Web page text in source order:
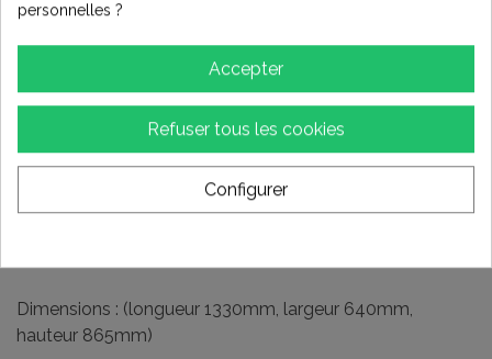
ressort réglable en précontrainte.
étriers à serrage mécanique.
Transmission finale par chaîne : pignon de 11 dents et
couronne de 76 dents.
Roues : avant 12 pouces et arrière 10 pouces.
Dimensions : (longueur 1330mm, largeur 640mm,
hauteur 865mm)
personnelles ?
Accepter
Refuser tous les cookies
Configurer